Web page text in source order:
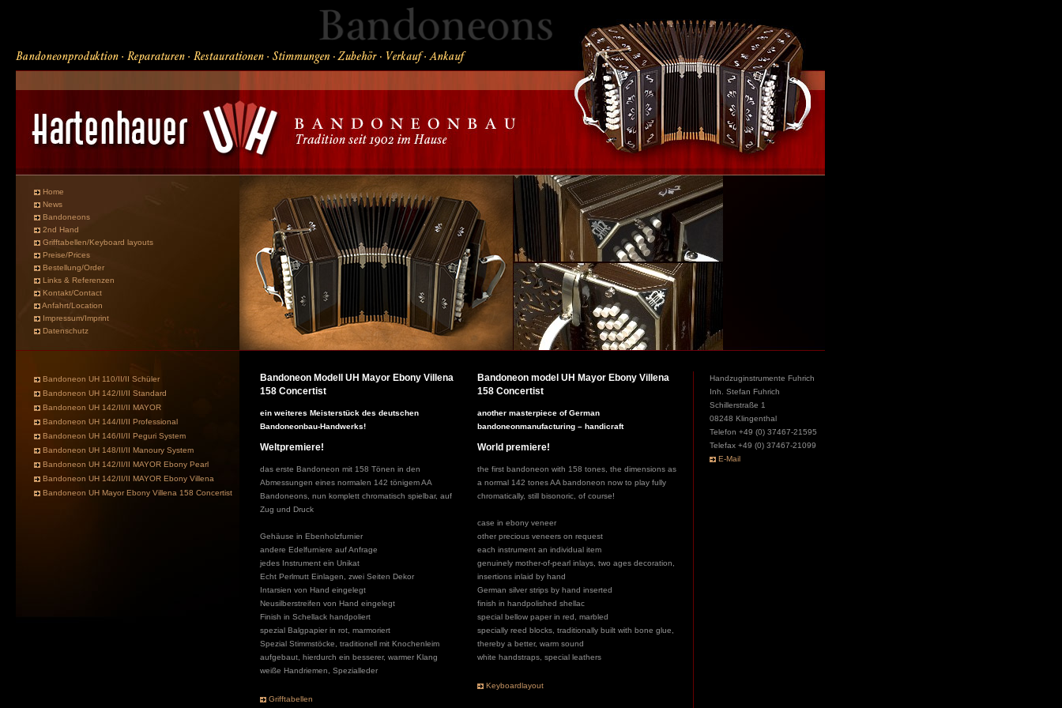
Home
News
Bandoneons
2nd Hand
Grifftabellen/Keyboard layouts
Preise/Prices
Bestellung/Order
Links & Referenzen
Kontakt/Contact
Anfahrt/Location
Impressum/Imprint
Datenschutz
Bandoneon UH 110/II/II Schüler
Bandoneon UH 142/II/II Standard
Bandoneon UH 142/II/II MAYOR
Bandoneon UH 144/II/II Professional
Bandoneon UH 146/II/II Peguri System
Bandoneon UH 148/II/II Manoury System
Bandoneon UH 142/II/II MAYOR Ebony Pearl
Bandoneon UH 142/II/II MAYOR Ebony Villena
Bandoneon UH Mayor Ebony Villena 158 Concertist
Bandoneon Modell UH Mayor Ebony Villena
158 Concertist
ein weiteres Meisterstück des deutschen
Bandoneonbau-Handwerks!
Weltpremiere!
das erste Bandoneon mit 158 Tönen in den
Abmessungen eines normalen 142 tönigem AA
Bandoneons, nun komplett chromatisch spielbar, auf
Zug und Druck
Gehäuse in Ebenholzfurnier
andere Edelfurniere auf Anfrage
jedes Instrument ein Unikat
Echt Perlmutt Einlagen, zwei Seiten Dekor
Intarsien von Hand eingelegt
Neusilberstreifen von Hand eingelegt
Finish in Schellack handpoliert
spezial Balgpapier in rot, marmoriert
Spezial Stimmstöcke, traditionell mit Knochenleim
aufgebaut, hierdurch ein besserer, warmer Klang
weiße Handriemen, Spezialleder
Grifftabellen
Bandoneon model UH Mayor Ebony Villena
158 Concertist
another masterpiece of German
bandoneonmanufacturing – handicraft
World premiere!
the first bandoneon with 158 tones, the dimensions as
a normal 142 tones AA bandoneon now to play fully
chromatically, still bisonoric, of course!
case in ebony veneer
other precious veneers on request
each instrument an individual item
genuinely mother-of-pearl inlays, two ages decoration,
insertions inlaid by hand
German silver strips by hand inserted
finish in handpolished shellac
special bellow paper in red, marbled
specially reed blocks, traditionally built with bone glue,
thereby a better, warm sound
white handstraps, special leathers
Keyboardlayout
Handzuginstrumente Fuhrich
Inh. Stefan Fuhrich
Schillerstraße 1
08248 Klingenthal
Telefon +49 (0) 37467-21595
Telefax +49 (0) 37467-21099
E-Mail